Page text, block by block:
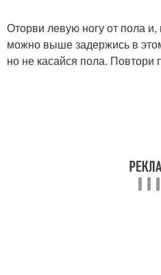
Оторви левую ногу от пола
можно выше задержись в
но не касайся пола. Повтори